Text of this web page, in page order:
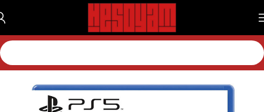
خانه بازی بازی پلی استیشن بازی پلی استیشن 5